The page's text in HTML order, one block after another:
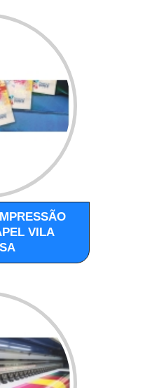
VILA